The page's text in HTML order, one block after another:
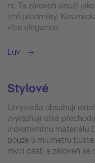
ní. Ta zároveň slouží
jiné předměty.
více elegance.
Luv
Stylové
Umyvadla obsahují
zvýrazňují oblé
inovativnímu materiálu
pouze 5 milimetru
mycí části a zároveň se